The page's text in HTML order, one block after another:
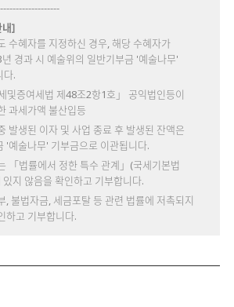
내]
수혜자를 지정하신 경우, 해당 수혜자가
경과 시 예술위의 일반기부금 '예술나무'
다.
및증여세법 제48조2항1호」 공익법인등이
과세가액 불산입등
발생된 이자 및 사업 종료 후 발생된 잔액은
'예술나무' 기부금으로 이관됩니다.
「법률에서 정한 특수 관계」(국세기본법
지 않음을 확인하고 기부합니다.
불법자금, 세금포탈 등 관련 법률에 저촉되지
하고 기부합니다.